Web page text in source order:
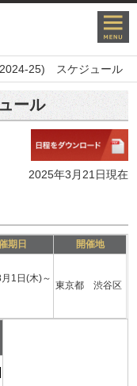
25) スケジュール
ール
2025年3⽉21⽇現在
期日
開催地
1日(木)～
東京都 渋谷区